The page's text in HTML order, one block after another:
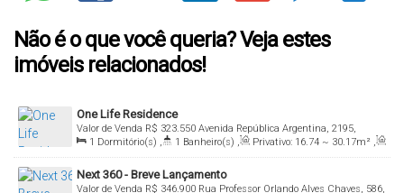
Não é o que você queria? Veja estes
imóveis relacionados!
One Life Residence
R$ 323.550
Valor de Venda
Avenida República Argentina, 2195,
80610-260, Portão, Curitiba, Paraná, Brasil
1 Dormitório(s) , 1 Banheiro(s) , Privativo: 16.74 ~ 30.17m² ,
Total: 16.74m² , Útil: 16.74~ 23.78m²
Next 360 - Breve Lançamento
R$ 346.900
Valor de Venda
Rua Professor Orlando Alves Chaves, 586,